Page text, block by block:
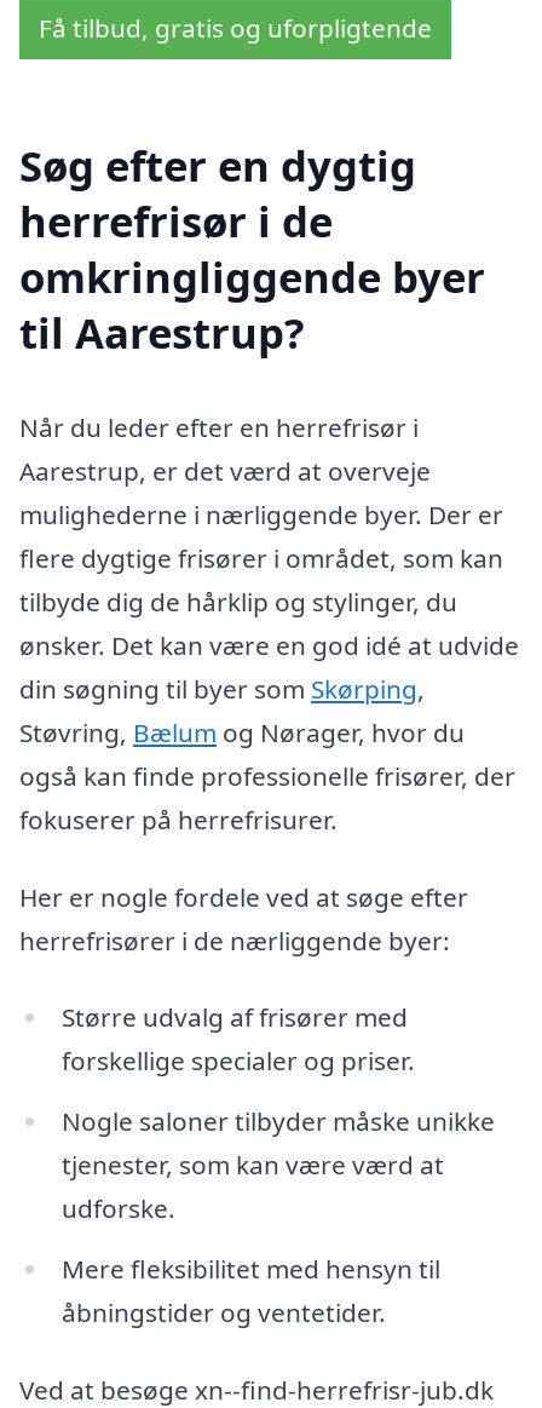
Få tilbud, gratis og uforpligtende
Søg efter en dygtig
herrefrisør i de
omkringliggende byer
til Aarestrup?
Når du leder efter en herrefrisør i
Aarestrup, er det værd at overveje
mulighederne i nærliggende byer. Der er
flere dygtige frisører i området, som kan
tilbyde dig de hårklip og stylinger, du
ønsker. Det kan være en god idé at udvide
din søgning til byer som Skørping,
Støvring, Bælum og Nørager, hvor du
også kan finde professionelle frisører, der
fokuserer på herrefrisurer.
Her er nogle fordele ved at søge efter
herrefrisører i de nærliggende byer:
Større udvalg af frisører med
forskellige specialer og priser.
Nogle saloner tilbyder måske unikke
tjenester, som kan være værd at
udforske.
Mere fleksibilitet med hensyn til
åbningstider og ventetider.
Ved at besøge xn--find-herrefrisr-jub.dk